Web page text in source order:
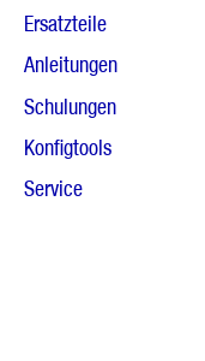
Ersatzteile
Anleitungen
Schulungen
Konfigtools
Service